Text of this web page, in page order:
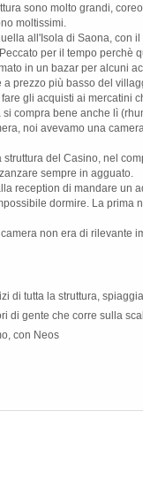
sono molto grandi,
moltissimi.
all'Isola di Saona, con
per il tempo perchè
in un bazar per alcuni
prezzo più basso del
gli acquisti ai mercatini
compra bene anche lì
noi avevamo una
struttura del Casino, nel
sempre in agguato.
reception di mandare un
dormire. La prima
non era di rilevante
di tutta la struttura,
di gente che corre sulla
con Neos